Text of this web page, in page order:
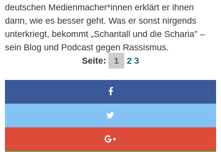
deutschen Medienmacher*innen erklärt er ihnen
dann, wie es besser geht. Was er sonst nirgends
unterkriegt, bekommt „Schantall und die Scharia” –
sein Blog und Podcast gegen Rassismus.
Seite:
1 2 3